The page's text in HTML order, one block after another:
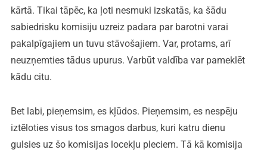
kārtā. Tikai tāpēc, ka ļoti nesmuki izskatās, ka šādu
sabiedrisku komisiju uzreiz padara par barotni varai
pakalpīgajiem un tuvu stāvošajiem. Var, protams, arī
neuzņemties tādus upurus. Varbūt valdība var pameklēt
kādu citu.
Bet labi, pieņemsim, es kļūdos. Pieņemsim, es nespēju
iztēloties visus tos smagos darbus, kuri katru dienu
gulsies uz šo komisijas locekļu pleciem. Tā kā komisija